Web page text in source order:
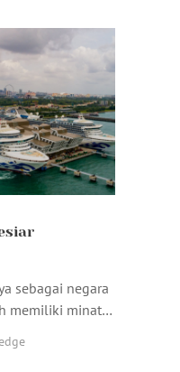
sebagai negara
memiliki minat…